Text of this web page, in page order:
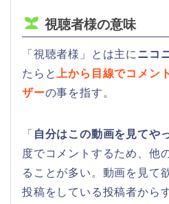
視聴者様の意味
「視聴者様」とは主に ニコ
たらと
上から目線でコメン
ザーの事を指す。
「 自分はこの動画を見てや
度でコメントするため、他
ることが多い。動画を見て
投稿をしている投稿者から